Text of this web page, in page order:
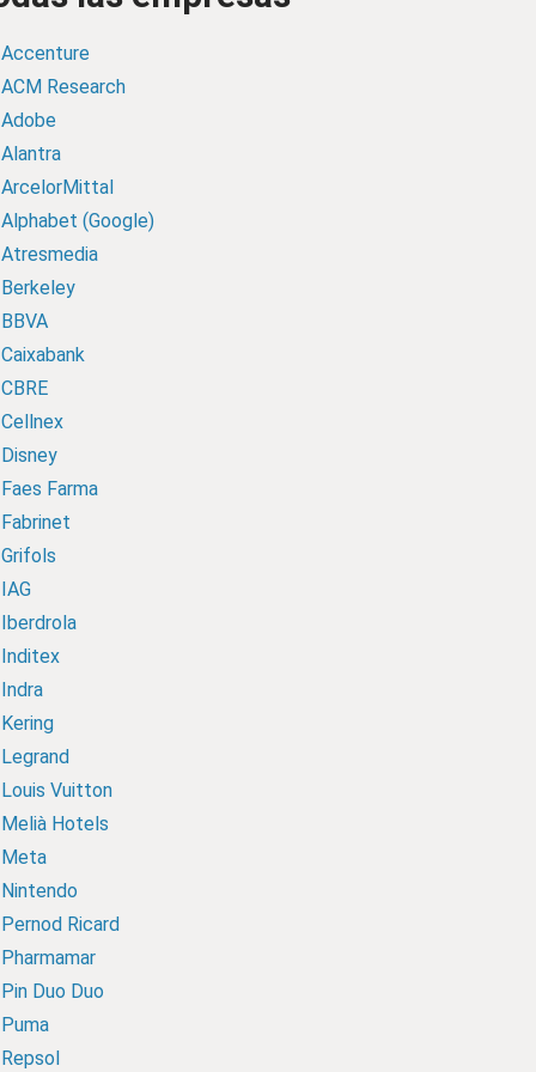
Accenture
ACM Research
Adobe
Alantra
ArcelorMittal
Alphabet (Google)
Atresmedia
Berkeley
BBVA
Caixabank
CBRE
Cellnex
Disney
Faes Farma
Fabrinet
Grifols
IAG
Iberdrola
Inditex
Indra
Kering
Legrand
Louis Vuitton
Melià Hotels
Meta
Nintendo
Pernod Ricard
Pharmamar
Pin Duo Duo
Puma
Repsol